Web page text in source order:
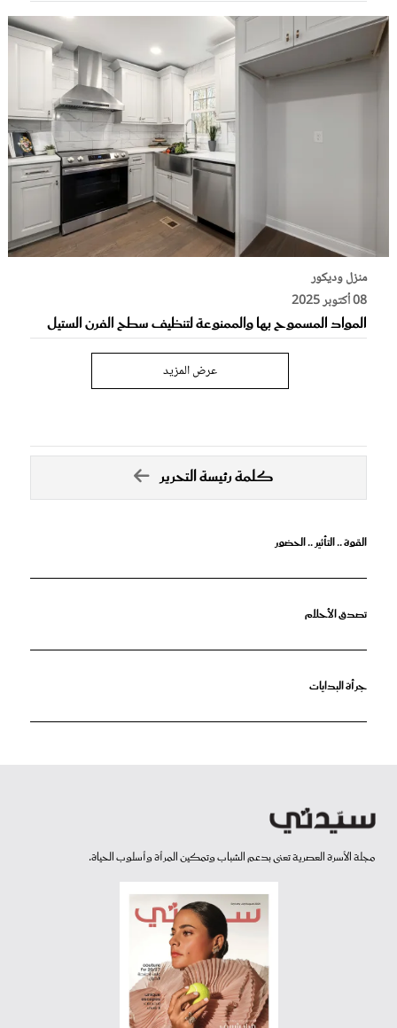
منزل وديكور
08 أكتوبر 2025
المواد المسموح بها والممنوعة لتنظيف سطح الفرن الستيل
عرض المزيد
كلمة رئيسة التحرير
القوة .. التأثير .. الحضور
تصدق الأحلام
جرأة البدايات
مجلة الأسرة العصرية تعنى بدعم الشباب وتمكين المرأة وأسلوب الحياة.